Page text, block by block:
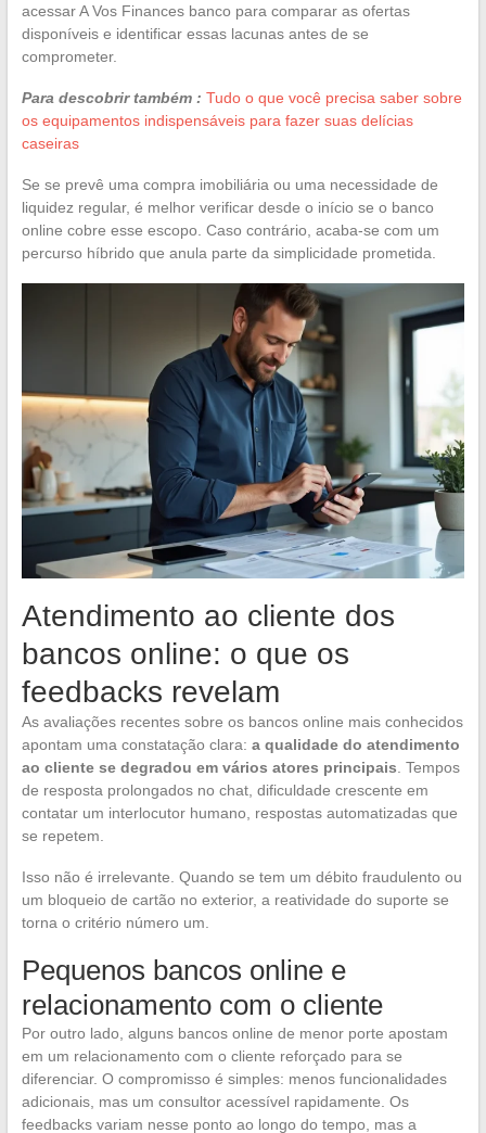
acessar A Vos Finances banco para comparar as ofertas
disponíveis e identificar essas lacunas antes de se
comprometer.
Para descobrir também : Tudo o que você precisa saber sobre
os equipamentos indispensáveis para fazer suas delícias
caseiras
Se se prevê uma compra imobiliária ou uma necessidade de
liquidez regular, é melhor verificar desde o início se o banco
online cobre esse escopo. Caso contrário, acaba-se com um
percurso híbrido que anula parte da simplicidade prometida.
Atendimento ao cliente dos
bancos online: o que os
feedbacks revelam
As avaliações recentes sobre os bancos online mais conhecidos
apontam uma constatação clara: a qualidade do atendimento
ao cliente se degradou em vários atores principais. Tempos
de resposta prolongados no chat, dificuldade crescente em
contatar um interlocutor humano, respostas automatizadas que
se repetem.
Isso não é irrelevante. Quando se tem um débito fraudulento ou
um bloqueio de cartão no exterior, a reatividade do suporte se
torna o critério número um.
Pequenos bancos online e
relacionamento com o cliente
Por outro lado, alguns bancos online de menor porte apostam
em um relacionamento com o cliente reforçado para se
diferenciar. O compromisso é simples: menos funcionalidades
adicionais, mas um consultor acessível rapidamente. Os
feedbacks variam nesse ponto ao longo do tempo, mas a